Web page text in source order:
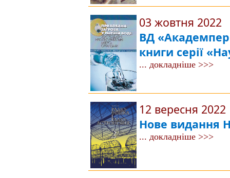
03 жовтня 2022
ВД
книги серії
... докладніше >>>
12 вересня 2022
Нове видання
... докладніше >>>